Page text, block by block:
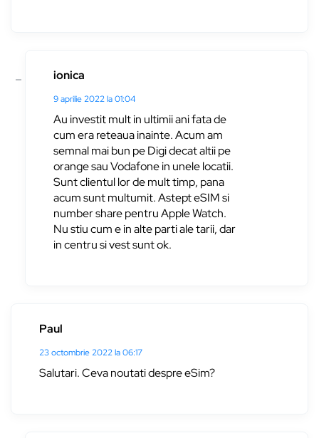
ionica
9 aprilie 2022 la 01:04
Au investit mult in ultimii ani fata de
cum era reteaua inainte. Acum am
semnal mai bun pe Digi decat altii pe
orange sau Vodafone in unele locatii.
Sunt clientul lor de mult timp, pana
acum sunt multumit. Astept eSIM si
number share pentru Apple Watch.
Nu stiu cum e in alte parti ale tarii, dar
in centru si vest sunt ok.
Paul
23 octombrie 2022 la 06:17
Salutari. Ceva noutati despre eSim?